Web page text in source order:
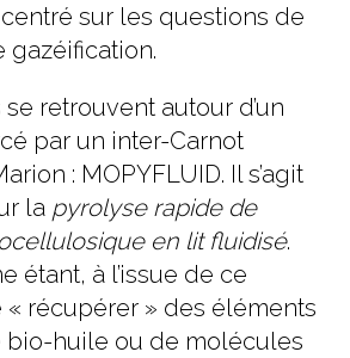
sur les questions de
gazéification.
retrouvent autour d’un
par un inter-Carnot
: MOPYFLUID. Il s’agit
la pyrolyse rapide de
en lit fluidisé.
étant, à l’issue de ce
« récupérer » des éléments
bio-huile ou de molécules